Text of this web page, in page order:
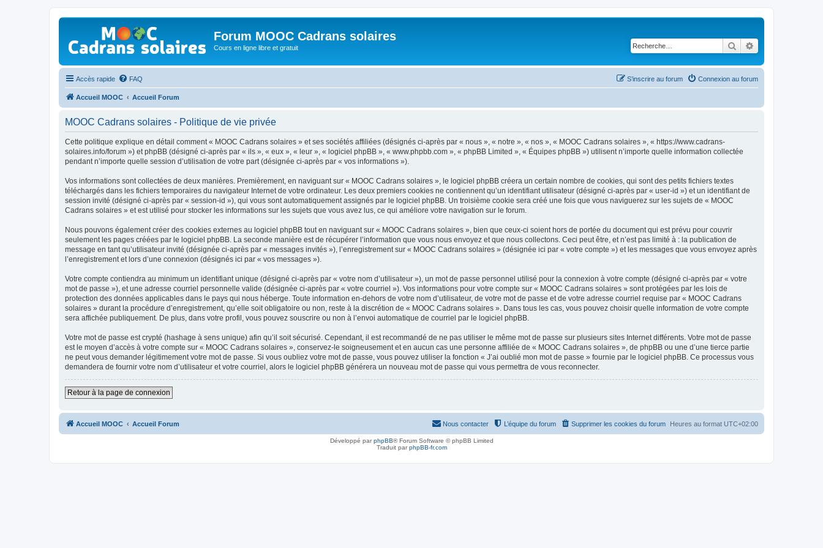
Forum MOOC Cadrans solaires
Cours en ligne libre et gratuit Rechercher
Accès rapide FAQ Connexion au forum
S’inscrire au forum
Accueil MOOC Accueil Forum
MOOC Cadrans solaires - Politique de vie privée
Cette politique explique en détail comment « MOOC Cadrans solaires » et ses sociétés affiliées (désignés ci-après par « nous », « notre », « nos », « MOOC Cadrans solaires », « https://www.cadrans-
solaires.info/forum ») et phpBB (désigné ci-après par « ils », « eux », « leur », « logiciel phpBB », « www.phpbb.com », « phpBB Limited », « Équipes phpBB ») utilisent n’importe quelle information collectée
pendant n’importe quelle session d’utilisation de votre part (désignée ci-après par « vos informations »).
Vos informations sont collectées de deux manières. Premièrement, en naviguant sur « MOOC Cadrans solaires », le logiciel phpBB créera un certain nombre de cookies, qui sont des petits fichiers textes
téléchargés dans les fichiers temporaires du navigateur Internet de votre ordinateur. Les deux premiers cookies ne contiennent qu’un identifiant utilisateur (désigné ci-après par « user-id ») et un identifiant de
session invité (désigné ci-après par « session-id »), qui vous sont automatiquement assignés par le logiciel phpBB. Un troisième cookie sera créé une fois que vous naviguerez sur les sujets de « MOOC
Cadrans solaires » et est utilisé pour stocker les informations sur les sujets que vous avez lus, ce qui améliore votre navigation sur le forum.
Nous pouvons également créer des cookies externes au logiciel phpBB tout en naviguant sur « MOOC Cadrans solaires », bien que ceux-ci soient hors de portée du document qui est prévu pour couvrir
seulement les pages créées par le logiciel phpBB. La seconde manière est de récupérer l’information que vous nous envoyez et que nous collectons. Ceci peut être, et n’est pas limité à : la publication de
message en tant qu’utilisateur invité (désignée ci-après par « messages invités »), l’enregistrement sur « MOOC Cadrans solaires » (désignée ici par « votre compte ») et les messages que vous envoyez après
l’enregistrement et lors d’une connexion (désignés ici par « vos messages »).
Votre compte contiendra au minimum un identifiant unique (désigné ci-après par « votre nom d’utilisateur »), un mot de passe personnel utilisé pour la connexion à votre compte (désigné ci-après par « votre
mot de passe »), et une adresse courriel personnelle valide (désignée ci-après par « votre courriel »). Vos informations pour votre compte sur « MOOC Cadrans solaires » sont protégées par les lois de
protection des données applicables dans le pays qui nous héberge. Toute information en-dehors de votre nom d’utilisateur, de votre mot de passe et de votre adresse courriel requise par « MOOC Cadrans
solaires » durant la procédure d’enregistrement, qu’elle soit obligatoire ou non, reste à la discrétion de « MOOC Cadrans solaires ». Dans tous les cas, vous pouvez choisir quelle information de votre compte
sera affichée publiquement. De plus, dans votre profil, vous pouvez souscrire ou non à l’envoi automatique de courriel par le logiciel phpBB.
Votre mot de passe est crypté (hashage à sens unique) afin qu’il soit sécurisé. Cependant, il est recommandé de ne pas utiliser le même mot de passe sur plusieurs sites Internet différents. Votre mot de passe
est le moyen d’accès à votre compte sur « MOOC Cadrans solaires », conservez-le soigneusement et en aucun cas une personne affiliée de « MOOC Cadrans solaires », de phpBB ou une d’une tierce partie
ne peut vous demander légitimement votre mot de passe. Si vous oubliez votre mot de passe, vous pouvez utiliser la fonction « J’ai oublié mon mot de passe » fournie par le logiciel phpBB. Ce processus vous
demandera de fournir votre nom d’utilisateur et votre courriel, alors le logiciel phpBB générera un nouveau mot de passe qui vous permettra de vous reconnecter.
Retour à la page de connexion
Accueil MOOC Accueil Forum Heures au format UTC+02:00
Supprimer les cookies du forum
L’équipe du forum
Nous contacter
Développé parphpBB® Forum Software © phpBB Limited
Traduit parphpBB-fr.com